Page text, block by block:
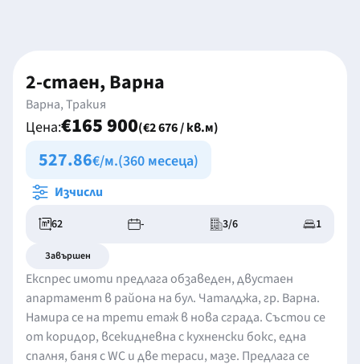
2-стаен, Варна
Варна, Тракия
Цена:€165 900(€2 676 / кв.м)
527.86€/м.(360 месеца)
Изчисли
62 - 3/6 1
Завършен
Експрес имоти предлага обзаведен, двустаен
апартамент в района на бул. Чаталджа, гр. Варна.
Намира се на трети етаж в нова сграда. Състои се
от коридор, всекидневна с кухненски бокс, една
спалня, баня с WC и две тераси, мазе. Предлага се